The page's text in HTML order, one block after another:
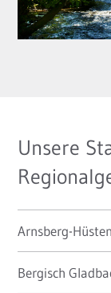
Unsere
Arnsberg-Hüsten
Bergisch